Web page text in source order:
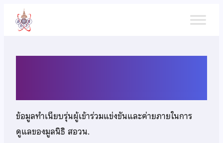
เนื้อหา
ข้อมูลทำเนียบรุ่นผู้เข้าร่วมแข่งขันและค่ายภายในการ
ดูแลของมูลนิธิ สอวน.